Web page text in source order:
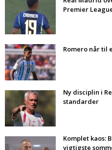
Premier
Romero når til
Ny disciplin i
standarder
Komplet kaos:
vigtigste